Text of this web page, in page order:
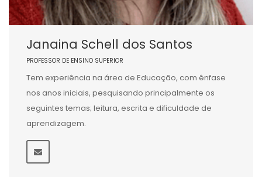
Janaina Schell dos Santos
PROFESSOR DE ENSINO SUPERIOR
Tem experiência na área de Educação, com ênfase
nos anos iniciais, pesquisando principalmente os
seguintes temas; leitura, escrita e dificuldade de
aprendizagem.